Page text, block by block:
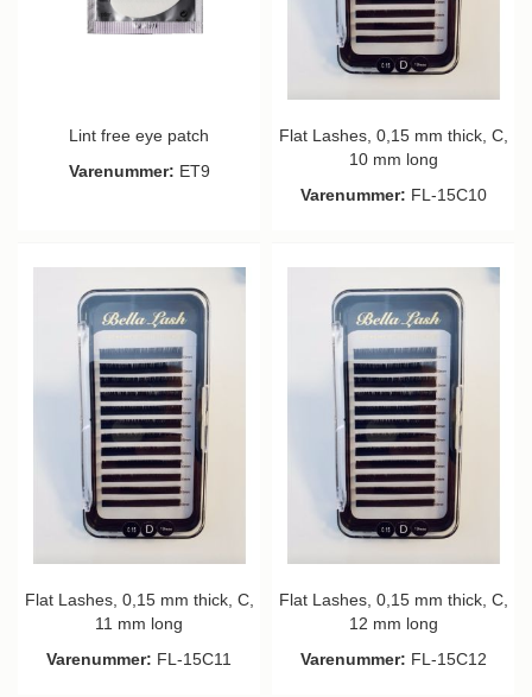
Lint free eye patch
Varenummer: ET9
Flat Lashes, 0,15 mm thick, C,
10 mm long
Varenummer: FL-15C10
Flat Lashes, 0,15 mm thick, C,
11 mm long
Varenummer: FL-15C11
Flat Lashes, 0,15 mm thick, C,
12 mm long
Varenummer: FL-15C12